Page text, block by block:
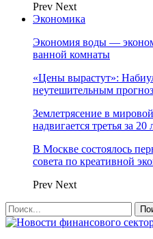
Prev Next
Экономика
Экономия воды —
ванной комнаты
«Цены вырастут»:
неутешительным
Землетрясение в
надвигается третья за
В Москве состоялось
совета по креативной
Prev Next